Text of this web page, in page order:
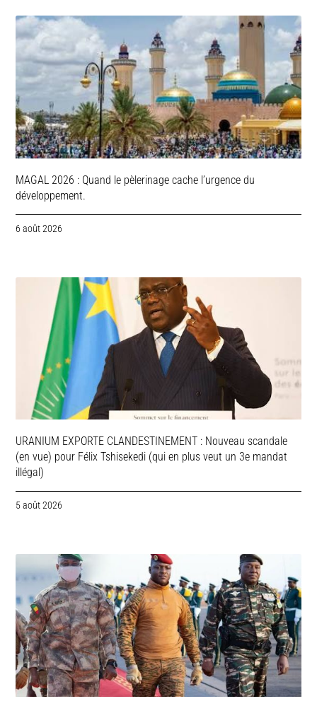
MAGAL 2026 : Quand le pèlerinage cache l’urgence du
développement.
6 août 2026
URANIUM EXPORTE CLANDESTINEMENT : Nouveau scandale
(en vue) pour Félix Tshisekedi (qui en plus veut un 3e mandat
illégal)
5 août 2026